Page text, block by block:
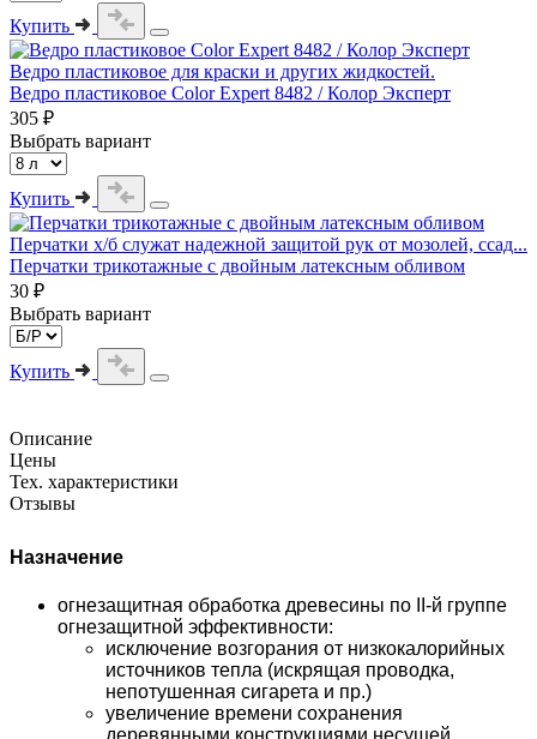
Купить
Ведро пластиковое для краски и других жидкостей.
Ведро пластиковое Color Expert 8482 / Колор Эксперт
305 ₽
Выбрать вариант
Купить
Перчатки х/б служат надежной защитой рук от мозолей, ссад...
Перчатки трикотажные с двойным латексным обливом
30 ₽
Выбрать вариант
Купить
Описание
Цены
Тех. характеристики
Отзывы
Назначение
огнезащитная обработка древесины по II-й группе
огнезащитной эффективности:
исключение возгорания от низкокалорийных
источников тепла (искрящая проводка,
непотушенная сигарета и пр.)
увеличение времени сохранения